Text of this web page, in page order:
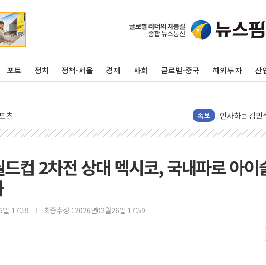
포토 정치 정책·서울 경제 사회 글로벌·중국 해외투자 산
츠 속보
포항시 재난
[종합] 김민석,
인천 합동연설
인사하는 김민
[속보] 민주,
[속보] 민주, 제
이번주 국내 주
서울 중랑구
李대통령 "결
컵 2차전 상대 멕시코, 국내파로 아이
일 17:59 최종수정 : 2026년02월26일 17:59